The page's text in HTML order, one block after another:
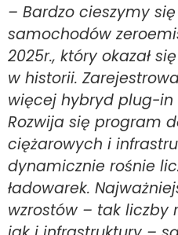
– Bardzo cieszymy
samochodów
2025r., który okazał
w historii.
więcej hybryd plug-in
Rozwija się program
ciężarowych i
dynamicznie rośnie
ładowarek.
wzrostów – tak liczby